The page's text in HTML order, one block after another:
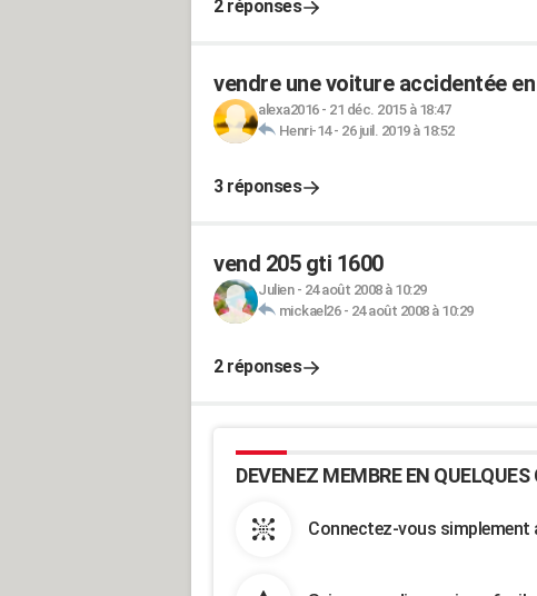
2 réponses
vendre une voiture accidentée
alexa2016- 21 déc. 2015 à 18:47
Henri-14- 26 juil. 2019 à 18:52
3 réponses
vend 205 gti 1600
Julien- 24 août 2008 à 10:29
mickael26- 24 août 2008 à 10:29
2 réponses
DEVENEZ MEMBRE EN QUELQUES
Connectez-vous